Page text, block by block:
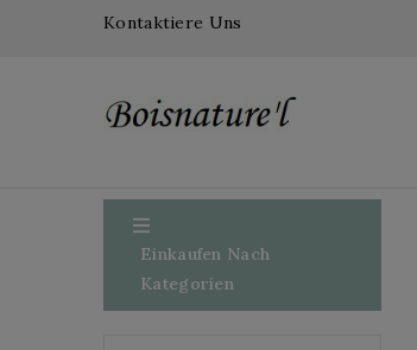
Kontaktiere Uns

Einkaufen Nach
Kategorien